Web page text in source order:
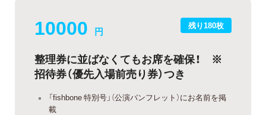
残り180枚
10000 円
整理券に並ばなくてもお席を確保！ ※
招待券（優先入場前売り券）つき
「fishbone 特別号」（公演パンフレット）にお名前を掲
載